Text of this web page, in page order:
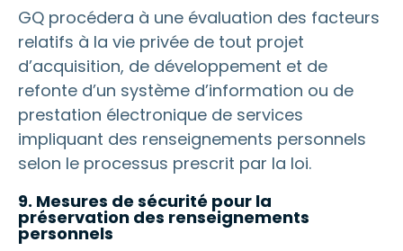
GQ procédera à une évaluation des facteurs
relatifs à la vie privée de tout projet
d’acquisition, de développement et de
refonte d’un système d’information ou de
prestation électronique de services
impliquant des renseignements personnels
selon le processus prescrit par la loi.
9. Mesures de sécurité pour la
préservation des renseignements
personnels